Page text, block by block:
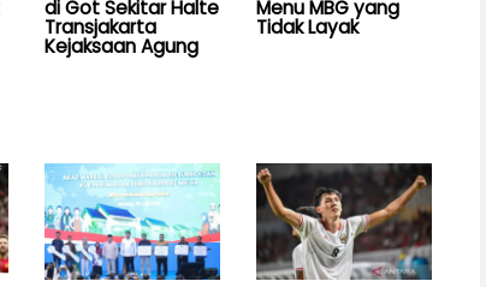
di Got Sekitar Halte
Transjakarta
Kejaksaan Agung
Menu MBG yang
Tidak Layak